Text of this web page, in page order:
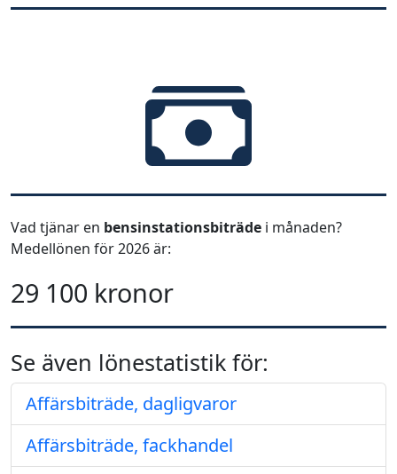
Vad tjänar en bensinstationsbiträde i månaden?
Medellönen för 2026 är:
29 100 kronor
Se även lönestatistik för:
Affärsbiträde, dagligvaror
Affärsbiträde, fackhandel